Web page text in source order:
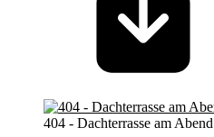
404 - Dachterrasse am Abend